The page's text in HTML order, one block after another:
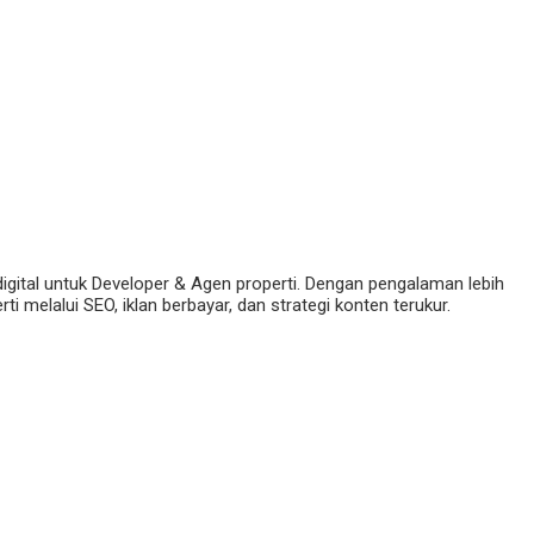
untuk Developer & Agen properti. Dengan pengalaman lebih
melalui SEO, iklan berbayar, dan strategi konten terukur.